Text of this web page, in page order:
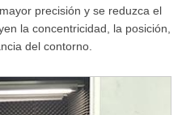
precisión y se reduzca el
la concentricidad, la posición,
del contorno.